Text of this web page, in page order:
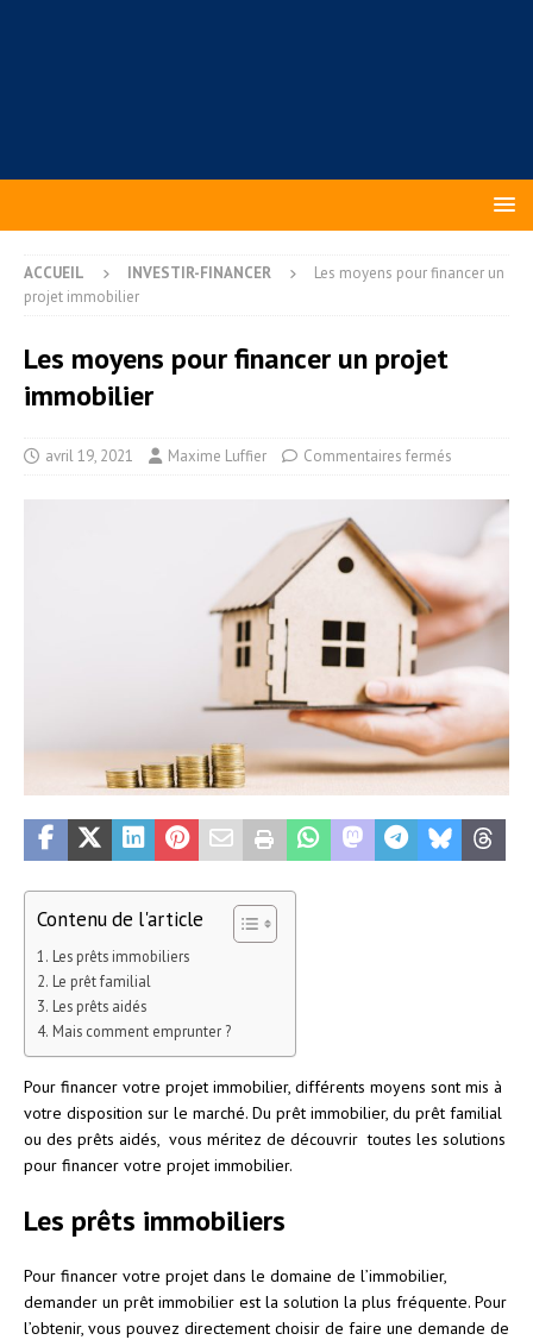
ACCUEIL INVESTIR-FINANCER
Les moyens pour financer un
projet immobilier
Les moyens pour financer un projet
immobilier
avril 19, 2021 Maxime Luffier Commentaires fermés
Contenu de l'article
Les prêts immobiliers
Le prêt familial
Les prêts aidés
Mais comment emprunter ?
Pour financer votre projet immobilier, différents moyens sont mis à
votre disposition sur le marché. Du prêt immobilier, du prêt familial
ou des prêts aidés, vous méritez de découvrir toutes les solutions
pour financer votre projet immobilier.
Les prêts immobiliers
Pour financer votre projet dans le domaine de l’immobilier,
demander un prêt immobilier est la solution la plus fréquente. Pour
l’obtenir, vous pouvez directement choisir de faire une demande de